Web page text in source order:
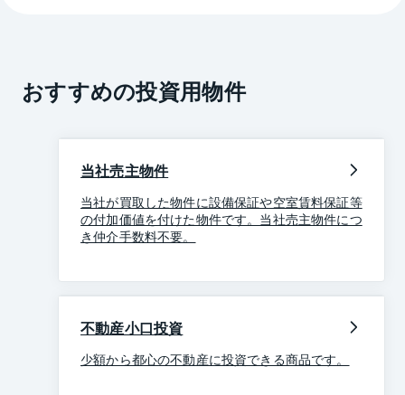
おすすめの投資用物件
当社売主物件
当社が買取した物件に設備保証や空室賃料保証等
の付加価値を付けた物件です。当社売主物件につ
き仲介手数料不要。
不動産小口投資
少額から都心の不動産に投資できる商品です。